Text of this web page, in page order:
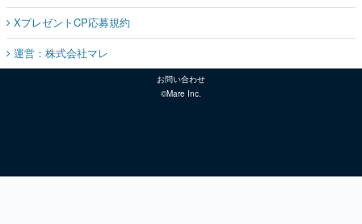
XプレゼントCP応募規約
運営：株式会社マレ
お問い合わせ
©Mare Inc.